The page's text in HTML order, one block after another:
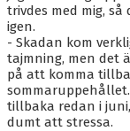
trivdes med mig,
igen.
- Skadan kom
tajmning, men det
på att komma
tillbaka redan i
dumt att stressa.